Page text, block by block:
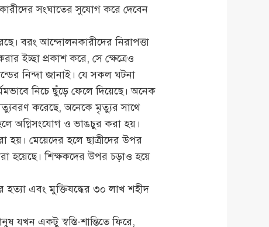
সংঘাতের সুযোগ করে দেবেন
বরং আন্দোলনকারীদের নিরাপত্তা
ইচ্ছা প্রকাশ করে, সে ক্ষেত্রেও
নিন্দা জানাই। যে সকল ঘটনা
নিচে ছুঁড়ে ফেলে দিয়েছে। অনেক
করেছে, অনেকে মৃত্যুর সাথে
অগ্নিসংযোগ ও ভাঙচুর করা হয়।
হয়। মেয়েদের হলে ছাত্রীদের উপর
হয়েছে। শিক্ষকদের উপর চড়াও হয়ে
হত্যা এবং মুক্তিযদ্ধের ৩০ লাখ শহীদ
যখন একটু স্বস্তি-শান্তিতে ফিরে,